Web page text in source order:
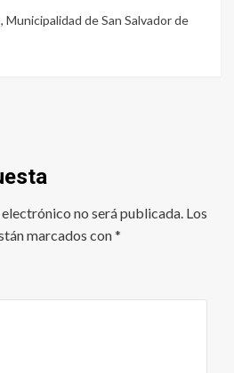
, Municipalidad de San Salvador de
no será publicada. Los
marcados con*